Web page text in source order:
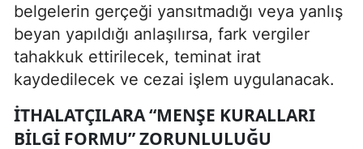
belgelerin gerçeği yansıtmadığı veya yanlış
beyan yapıldığı anlaşılırsa, fark vergiler
tahakkuk ettirilecek, teminat irat
kaydedilecek ve cezai işlem uygulanacak.
İTHALATÇILARA “MENŞE KURALLARI
BILGI FORMU” ZORUNLULUĞU